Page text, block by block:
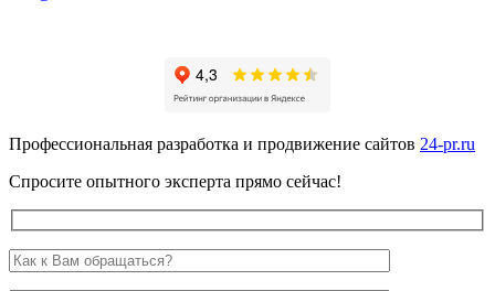
Профессиональная разработка и продвижение сайтов 24-pr.ru
Спросите опытного эксперта прямо сейчас!